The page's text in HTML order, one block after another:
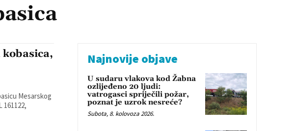
Mesarskog
161122,
Najnovije objave
U sudaru vlakova kod Žabna
ozlijeđeno 20 ljudi:
vatrogasci spriječili požar,
poznat je uzrok nesreće?
Subota, 8. kolovoza 2026.